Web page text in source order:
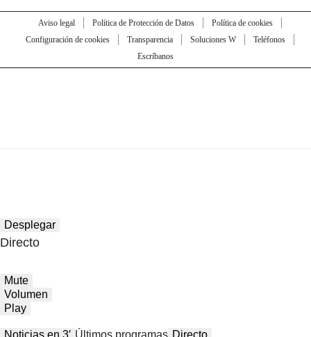
Aviso legal Política de Protección de Datos
Política de cookies
Configuración de cookies
Transparencia Soluciones W
Teléfonos
Escríbanos
Desplegar
Directo
Mute
Volumen
Play